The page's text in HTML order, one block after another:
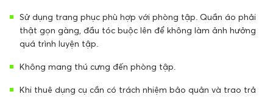
Sử dụng trang phục phù hợp với phòng tập. Quần áo phải
thật gọn gàng, đầu tóc buộc lên để không làm ảnh hưởng
quá trình luyện tập.
Không mang thú cưng đến phòng tập.
Khi thuê dụng cụ cần có trách nhiệm bảo quản và trao trả